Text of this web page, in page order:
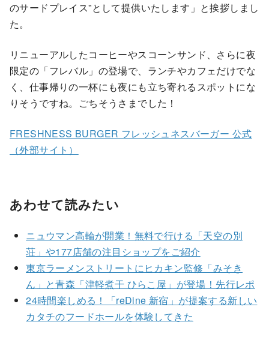
のサードプレイス”として提供いたします」と挨拶しまし
た。
リニューアルしたコーヒーやスコーンサンド、さらに夜
限定の「フレバル」の登場で、ランチやカフェだけでな
く、仕事帰りの一杯にも夜にも立ち寄れるスポットにな
りそうですね。ごちそうさまでした！
FRESHNESS BURGER フレッシュネスバーガー 公式
（外部サイト）
あわせて読みたい
ニュウマン高輪が開業！無料で行ける「天空の別
荘」や177店舗の注目ショップをご紹介
東京ラーメンストリートにヒカキン監修「みそき
ん」と青森「津軽煮干 ひらこ屋」が登場！先行レポ
24時間楽しめる！「reDine 新宿」が提案する新しい
カタチのフードホールを体験してきた